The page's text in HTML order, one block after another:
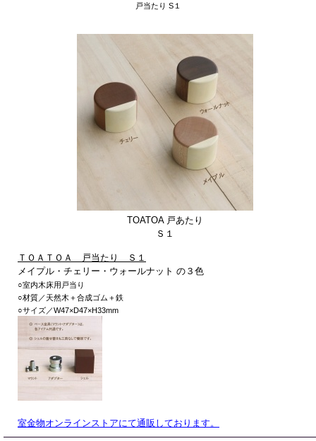
戸当たり S１
TOATOA 戸あたり
Ｓ１
ＴＯＡＴＯＡ 戸当たり Ｓ１
メイプル・チェリー・ウォールナット の３色
○室内木床用戸当り
○材質／天然木＋合成ゴム＋鉄
○サイズ／W47×D47×H33mm
室金物オンラインストアにて通販しております。